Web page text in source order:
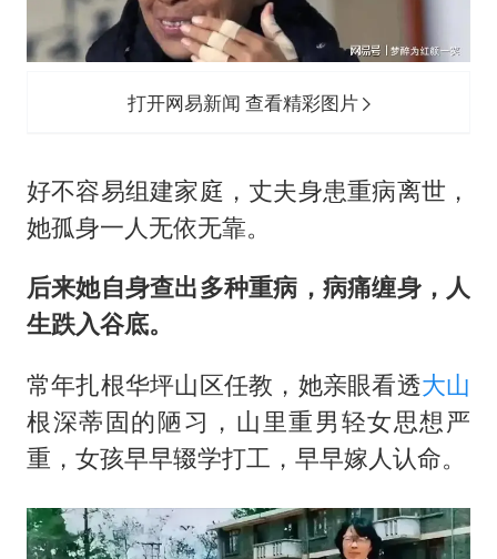
打开网易新闻 查看精彩图片
好不容易组建家庭，丈夫身患重病离世，
她孤身一人无依无靠。
后来她自身查出多种重病，病痛缠身，人
生跌入谷底。
常年扎根华坪山区任教，她亲眼看透大山
根深蒂固的陋习，山里重男轻女思想严
重，女孩早早辍学打工，早早嫁人认命。